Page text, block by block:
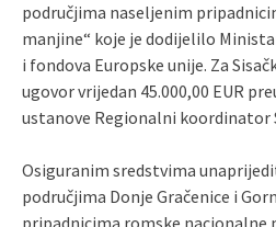
područjima naseljenim
manjine“ koje je dodijelilo
i fondova Europske unije. Za
ugovor vrijedan 45.000,00 EUR
ustanove Regionalni koordinator
Osiguranim sredstvima
područjima Donje Gračenice i